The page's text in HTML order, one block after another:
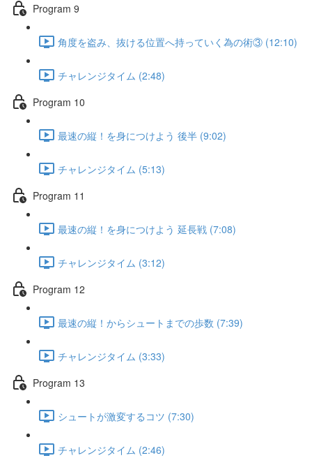
Program 9
角度を盗み、抜ける位置へ持っていく為の術③ (12:10)
チャレンジタイム (2:48)
Program 10
最速の縦！を身につけよう 後半 (9:02)
チャレンジタイム (5:13)
Program 11
最速の縦！を身につけよう 延長戦 (7:08)
チャレンジタイム (3:12)
Program 12
最速の縦！からシュートまでの歩数 (7:39)
チャレンジタイム (3:33)
Program 13
シュートが激変するコツ (7:30)
チャレンジタイム (2:46)